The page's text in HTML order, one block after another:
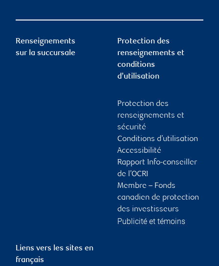
Renseignements
sur la succursale
Protection des
renseignements et
conditions
d’utilisation
Protection des
renseignements et
sécurité
Conditions d’utilisation
Accessibilité
Rapport Info-conseiller
de l’OCRI
Membre – Fonds
canadien de protection
des investisseurs
Publicité et témoins
Liens vers les sites en
français